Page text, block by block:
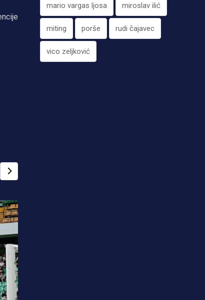
mario vargas ljosa miroslav ilić
miting porše rudi čajavec
vico zeljković